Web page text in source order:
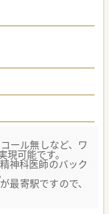
ール無しなど、ワ
可能です。
神科医師のバック
最寄駅ですので、